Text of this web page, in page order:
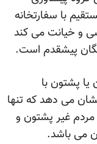
با سفارتخانه
و خیانت می کند
پیشقدم است.
پشتون با
می دهد که تنها
مردم غیر پشتون و
می باشد.